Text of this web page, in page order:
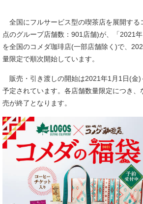
全国にフルサービス型の喫茶店を展開する
点のグループ店舗数：901店舗)が、「2021
を全国のコメダ珈琲店(一部店舗除く)で、
量限定で順次開始しています。
販売・引き渡しの開始は2021年1月1日(金)
予定されています。各店舗数量限定につき、
売が終了となります。